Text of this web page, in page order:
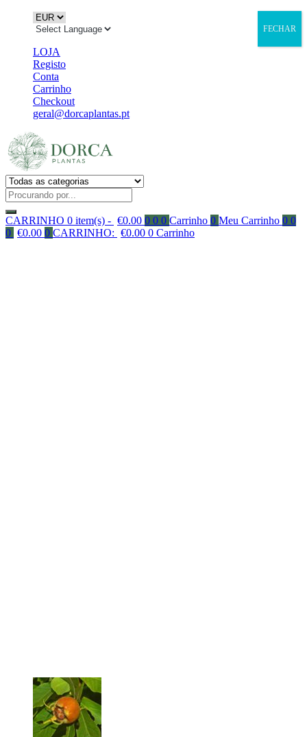
LOJA
Registo
Conta
Carrinho
Checkout
geral@dorcaplantas.pt
CARRINHO 0 item(s) - €0.00 0 0 0 Carrinho 0 Meu Carrinho 0 0
0 €0.00 0 CARRINHO: €0.00 0 Carrinho
FECHAR